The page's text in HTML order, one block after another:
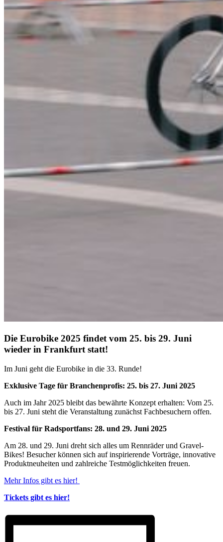
Die Eurobike 2025 findet vom 25. bis 29. Juni
wieder in Frankfurt statt!
Im Juni geht die Eurobike in die 33. Runde!
Exklusive Tage für Branchenprofis: 25. bis 27. Juni 2025
Auch im Jahr 2025 bleibt das bewährte Konzept erhalten: Vom 25.
bis 27. Juni steht die Veranstaltung zunächst Fachbesuchern offen.
Festival für Radsportfans: 28. und 29. Juni 2025
Am 28. und 29. Juni dreht sich alles um Rennräder und Gravel-
Bikes! Besucher können sich auf inspirierende Vorträge, innovative
Produktneuheiten und zahlreiche Testmöglichkeiten freuen.
Mehr Infos gibt es hier!
Tickets gibt es hier!